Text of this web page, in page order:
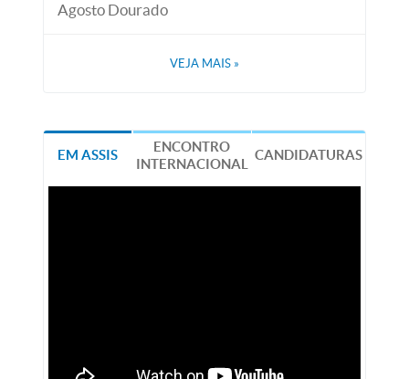
Agosto Dourado
VEJA MAIS »
EM ASSIS
ENCONTRO
INTERNACIONAL
CANDIDATURAS